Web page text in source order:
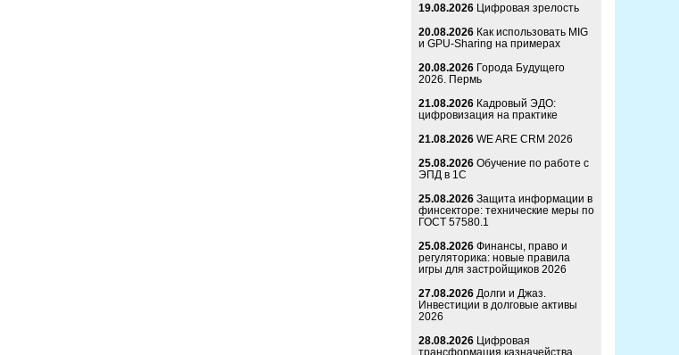
19.08.2026 Цифровая зрелость
20.08.2026 Как использовать MIG
и GPU-Sharing на примерах
20.08.2026 Города Будущего
2026. Пермь
21.08.2026 Кадровый ЭДО:
цифровизация на практике
21.08.2026 WE ARE CRM 2026
25.08.2026 Обучение по работе с
ЭПД в 1С
25.08.2026 Защита информации в
финсекторе: технические меры по
ГОСТ 57580.1
25.08.2026 Финансы, право и
регуляторика: новые правила
игры для застройщиков 2026
27.08.2026 Долги и Джаз.
Инвестиции в долговые активы
2026
28.08.2026 Цифровая